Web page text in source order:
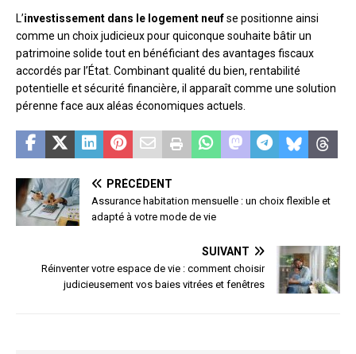
L’investissement dans le logement neufse positionne ainsi
comme un choix judicieux pour quiconque souhaite bâtir un
patrimoine solide tout en bénéficiant des avantages fiscaux
accordés par l’État. Combinant qualité du bien, rentabilité
potentielle et sécurité financière, il apparaît comme une solution
pérenne face aux aléas économiques actuels.
PRÉCÉDENT
Assurance habitation mensuelle : un choix flexible et
adapté à votre mode de vie
SUIVANT
Réinventer votre espace de vie : comment choisir
judicieusement vos baies vitrées et fenêtres